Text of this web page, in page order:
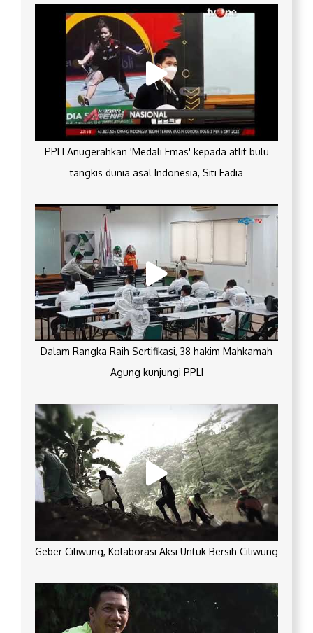
PPLI Anugerahkan 'Medali Emas' kepada atlit bulu
tangkis dunia asal Indonesia, Siti Fadia
Dalam Rangka Raih Sertifikasi, 38 hakim Mahkamah
Agung kunjungi PPLI
Geber Ciliwung, Kolaborasi Aksi Untuk Bersih Ciliwung